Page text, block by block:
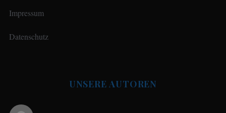
Impressum
Datenschutz
UNSERE AUTOREN